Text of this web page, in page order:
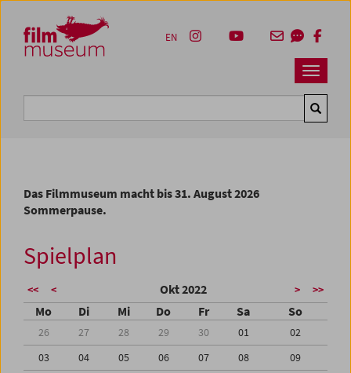
Zum Inhalt
Zum Hauptmenü
Zur Servicenavigation
Zum Suche
Navbar
EN
Das Filmmuseum macht bis 31. August 2026
Sommerpause.
Spielplan
<< < Okt 2022 > >>
Mo Di Mi Do Fr Sa So
26 27 28 29 30 01
02
03
04 05 06 07 08
09